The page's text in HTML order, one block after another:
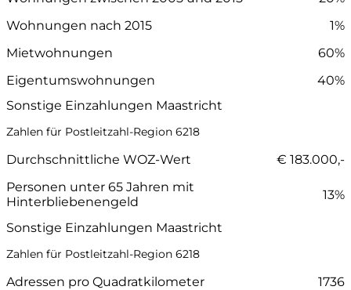
Wohnungen nach 2015
1%
Mietwohnungen
60%
Eigentumswohnungen
40%
Sonstige Einzahlungen Maastricht
Zahlen für Postleitzahl-Region 6218
Durchschnittliche WOZ-Wert
€ 183.000,-
Personen unter 65 Jahren mit
Hinterbliebenengeld
13%
Sonstige Einzahlungen Maastricht
Zahlen für Postleitzahl-Region 6218
Adressen pro Quadratkilometer
1736